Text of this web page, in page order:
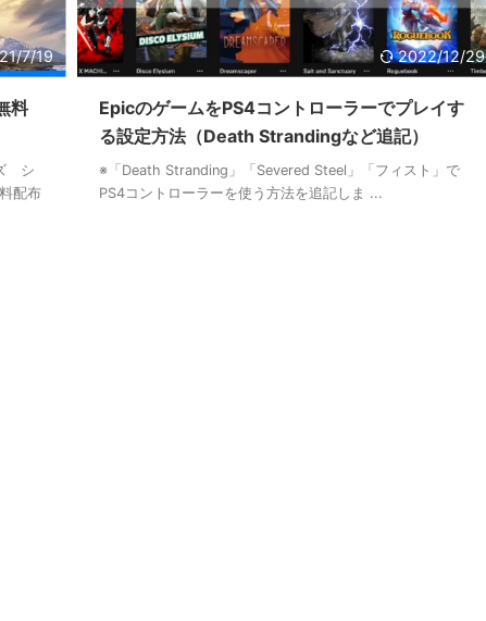
7/19
料
シ
配布
2022/12/29
EpicのゲームをPS4コントローラーでプレイす
る設定方法（Death Strandingなど追記）
※「Death Stranding」「Severed Steel」「フィスト」で
PS4コントローラーを使う方法を追記しま ...